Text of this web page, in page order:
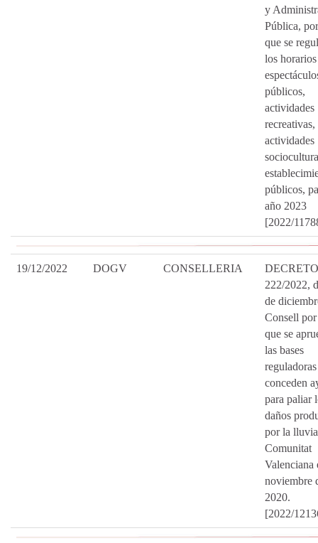
y
Pública,
que se
los
públicos,
actividades
recreativas,
actividades
públicos,
año 2023
[2022/
19/12/2022 DOGV CONSELLERIA
DECRETO
222/2022,
de
Consell
que se
las bases
conceden
para paliar
daños
por la
Comunitat
Valenciana
noviembre
2020.
[2022/